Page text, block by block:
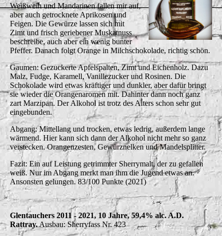
Weißwein und Mandarinen fallen mir auf,
aber auch getrocknete Aprikosen und
Feigen. Die Gewürze lassen sich mit
Zimt und frisch geriebener Muskatnuss
beschreibe, auch aber ein wenig bunter
Pfeffer. Danach folgt Orange in Milchschokolade, richtig schön.
Gaumen: Gezuckerte Apfelspalten, Zimt und Eichenholz. Dazu
Malz, Fudge, Karamell, Vanillezucker und Rosinen. Die
Schokolade wird etwas kräftiger und dunkler, aber dafür bringt
sie wieder die Orangenaromen mit. Dahinter dann noch ganz
zart Marzipan. Der Alkohol ist trotz des Alters schon sehr gut
eingebunden.
Abgang: Mittellang und trocken, etwas ledrig, außerdem lange
wärmend. Hier kann sich dann der Alkohol nicht mehr so ganz
verstecken. Orangenzesten, Gewürznelken und Mandelsplitter.
Fazit: Ein auf Leistung getrimmter Sherrymalt, der zu gefallen
weiß. Nur im Abgang merkt man ihm die Jugend etwas an.
Ansonsten gelungen. 83/100 Punkte (2021)
Glentauchers 2011 - 2021, 10 Jahre, 59,4% alc. A.D.
Rattray.Ausbau: Sherryfass Nr. 423